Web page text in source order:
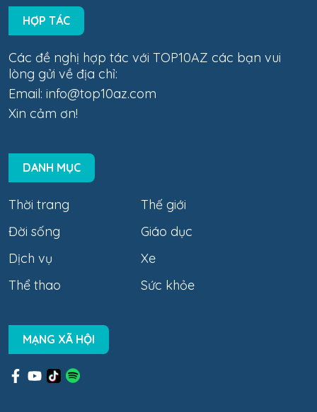
HỢP TÁC
Các đề nghị hợp tác với TOP10AZ các bạn vui
lòng gửi về địa chỉ:
Email: info@top10az.com
Xin cảm ơn!
DANH MỤC
Thời trang
Thế giới
Đời sống
Giáo dục
Dịch vụ
Xe
Thể thao
Sức khỏe
MẠNG XÃ HỘI